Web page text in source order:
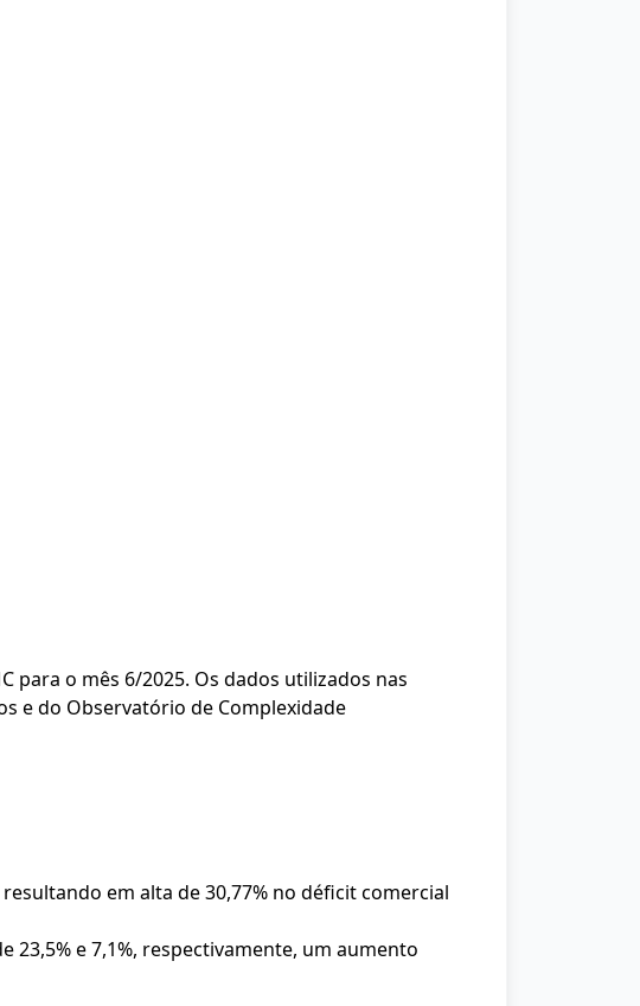
para o mês 6/2025. Os dados utilizados nas
e do Observatório de Complexidade
em alta de 30,77% no déficit comercial
23,5% e 7,1%, respectivamente, um aumento